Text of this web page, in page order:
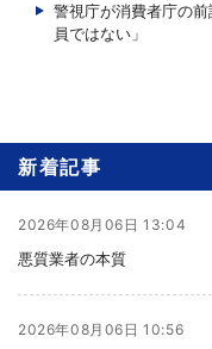
警視庁が消費者庁の
員ではない」
新着記事
2026年08月06日 13:04
悪質業者の本質
2026年08月06日 10:56